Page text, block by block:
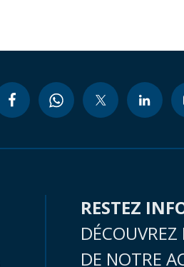
RESTEZ
DÉCOUVREZ
DE NOTRE